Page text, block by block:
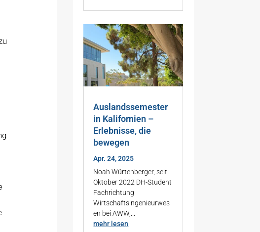
Auslandssemester
in Kalifornien –
Erlebnisse, die
bewegen
Apr. 24, 2025
Noah Würtenberger, seit
Oktober 2022 DH-Student
Fachrichtung
Wirtschaftsingenieurwes
en bei AWW,...
mehr lesen